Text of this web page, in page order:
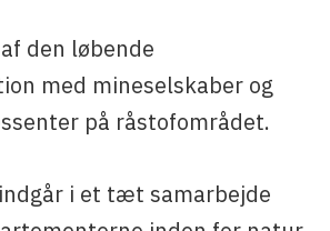
den løbende
med mineselskaber og
på råstofområdet.
i et tæt samarbejde